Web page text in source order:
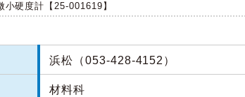
小硬度計【25-001619】
浜松（053-428-4152）
材料科